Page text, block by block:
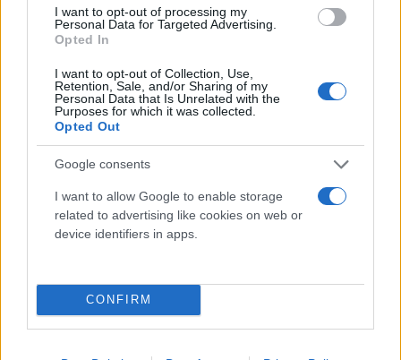
I want to opt-out of processing my
Personal Data for Targeted Advertising.
Opted In
I want to opt-out of Collection, Use,
Retention, Sale, and/or Sharing of my
Personal Data that Is Unrelated with the
Purposes for which it was collected.
Opted Out
Google consents
I want to allow Google to enable storage
related to advertising like cookies on web or
device identifiers in apps.
CONFIRM
Νέα έρευνα αποκαλύπτει πώς ο καφές επηρεάζει εγκέφαλο και
μικροβίωμα.
24.04.2026 16:22
Αρτεμάκης
Καφές και εγκέφαλος: Η σωστή ποσότητα